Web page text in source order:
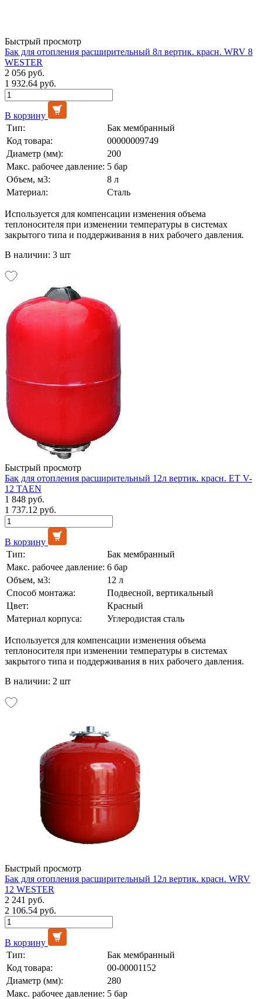
Быстрый просмотр
Бак для отопления расширительный 8л вертик. красн. WRV 8
WESTER
2 056 руб.
1 932.64 руб.
В корзину
Тип:
Бак мембранный
Код товара:
00000009749
Диаметр (мм):
200
Макс. рабочее давление: 5 бар
Объем, м3:
8 л
Материал:
Сталь
Используется для компенсации изменения объема
теплоносителя при изменении температуры в системах
закрытого типа и поддерживания в них рабочего давления.
В наличии: 3 шт
Быстрый просмотр
Бак для отопления расширительный 12л вертик. красн. ET V-
12 TAEN
1 848 руб.
1 737.12 руб.
В корзину
Тип:
Бак мембранный
Макс. рабочее давление: 6 бар
Объем, м3:
12 л
Способ монтажа:
Подвесной, вертикальный
Цвет:
Красный
Материал корпуса:
Углеродистая сталь
Используется для компенсации изменения объема
теплоносителя при изменении температуры в системах
закрытого типа и поддерживания в них рабочего давления.
В наличии: 2 шт
Быстрый просмотр
Бак для отопления расширительный 12л вертик. красн. WRV
12 WESTER
2 241 руб.
2 106.54 руб.
В корзину
Тип:
Бак мембранный
Код товара:
00-00001152
Диаметр (мм):
280
Макс. рабочее давление: 5 бар